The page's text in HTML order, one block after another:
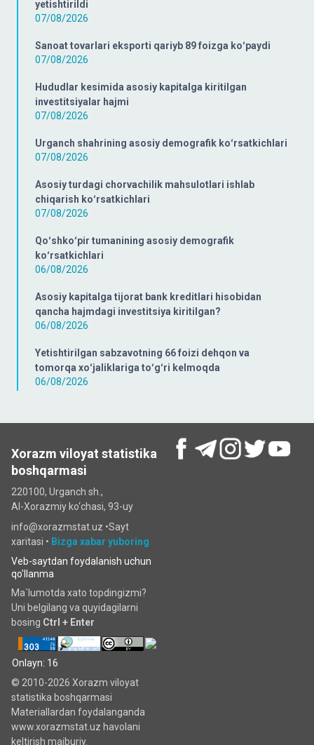
yetishtirildi
07/08/2026
Sanoat tovarlari eksporti qariyb 89 foizga koʻpaydi
07/08/2026
Hududlar kesimida asosiy kapitalga kiritilgan
investitsiyalar hajmi
07/08/2026
Urganch shahrining asosiy demografik koʻrsatkichlari
07/08/2026
Asosiy turdagi chorvachilik mahsulotlari ishlab
chiqarish koʻrsatkichlari
07/08/2026
Qoʻshkoʻpir tumanining asosiy demografik
koʻrsatkichlari
06/08/2026
Asosiy kapitalga tijorat bank kreditlari hisobidan
qancha hajmdagi investitsiya kiritilgan?
06/08/2026
Yetishtirilgan sabzavotning 66 foizi dehqon va
tomorqa xoʻjaliklariga toʻgʻri kelmoqda
06/08/2026
Xorazm viloyat statistika
boshqarmasi
220100, Urganch sh.,
Al-Xorazmiy ko‘chаsi, 93-uy
info@xorazmstat.uz •Sayt
xaritasi • Bizga xabar yuboring
Veb-saytdan foydalanish uchun
qo'llanma
Ma`lumotda xato topdingizmi?
Uni belgilang va quyidagilarni
bosing Ctrl + Enter
Onlayn: 16
© 2010-2026 Xorazm viloyat
statistika boshqarmasi
Materiallardan foydalanganda
www.xorazmstat.uz havolani
keltirish majburiy.